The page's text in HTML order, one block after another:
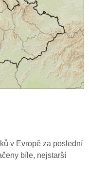
v Evropě za poslední
bíle, nejstarší